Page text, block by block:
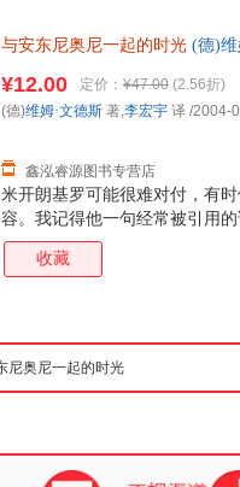
与安东尼奥尼一起的时光 (德)
米开朗基罗可能很难对付，有
容。我记得他一句经常被引
我而言只意味着一件事：拍电
方式要求我们每个人也这样做
¥12.00 定价： ¥47.00 (2.56折)
鑫泓睿源图书专营店
(德)维姆·文德斯 著,李宏宇 译 /2004-
收藏